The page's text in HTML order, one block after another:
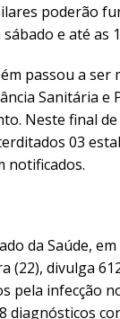
poderão
e até as
passou a ser
Sanitária e
Neste final
03
notificados.
da Saúde,
(22), divulga
pela infecção
diagnósticos